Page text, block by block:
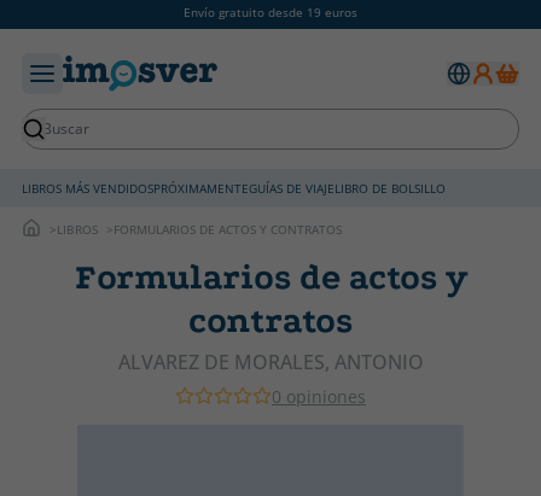
Envío gratuito desde 19 euros
LIBROS MÁS VENDIDOSPRÓXIMAMENTEGUÍAS DE VIAJELIBRO DE BOLSILLO
LIBROS FORMULARIOS DE ACTOS Y CONTRATOS
Formularios de actos y
contratos
ALVAREZ DE MORALES, ANTONIO
0 opiniones